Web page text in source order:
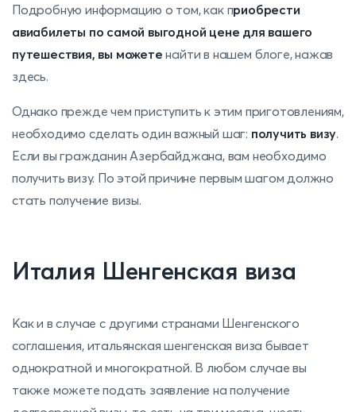
Подробную информацию о том, как приобрести
авиабилеты по самой выгодной цене для вашего
путешествия, вы можетенайти в нашем блоге, нажав
здесь.
Однако прежде чем приступить к этим приготовлениям,
необходимо сделать один важный шаг: получить визу.
Если вы гражданин Азербайджана, вам необходимо
получить визу. По этой причине первым шагом должно
стать получение визы.
Италия Шенгенская виза
Как и в случае с другими странами Шенгенского
соглашения, итальянская шенгенская виза бывает
однократной и многократной. В любом случае вы
также можете подать заявление на получение